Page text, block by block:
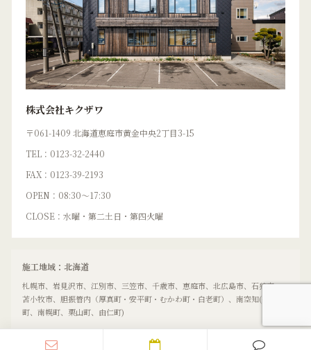
株式会社キクザワ
〒061-1409 北海道恵庭市黄金中央2丁目3-15
TEL：0123-32-2440
FAX：0123-39-2193
OPEN：08:30〜17:30
CLOSE：水曜・第二土日・第四火曜
施工地域：北海道
札幌市、岩見沢市、江別市、三笠市、千歳市、恵庭市、北広島市、石狩市、
苫小牧市、胆振管内（厚真町・安平町・むかわ町・白老町）、南空知(長沼
町、南幌町、栗山町、由仁町)